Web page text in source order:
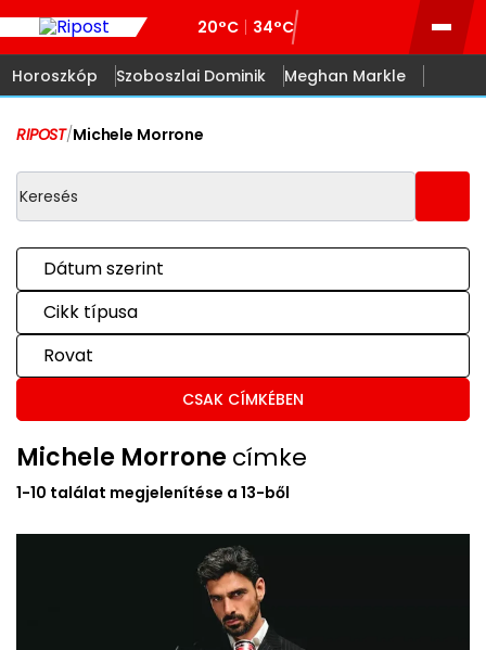
20°C 34°C
Horoszkóp Szoboszlai Dominik Meghan Markle
RIPOST/Michele Morrone
Dátum szerint
Cikk típusa
Rovat
CSAK CÍMKÉBEN
Michele Morronecímke
1-10 találat megjelenítése a 13-ből